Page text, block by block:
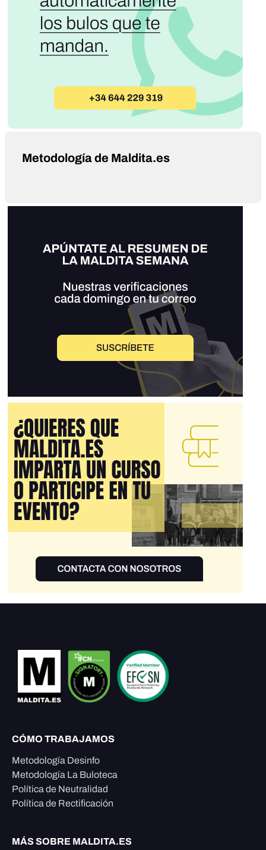
Metodología de Maldita.es
CÓMO TRABAJAMOS
Metodología Desinfo
Metodología La Buloteca
Política de Neutralidad
Política de Rectificación
MÁS SOBRE MALDITA.ES